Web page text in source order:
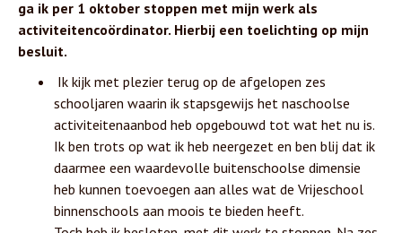
ga ik per 1 oktober stoppen met mijn werk als
activiteitencoördinator. Hierbij een toelichting op mijn
besluit.
Ik kijk met plezier terug op de afgelopen zes
schooljaren waarin ik stapsgewijs het naschoolse
activiteitenaanbod heb opgebouwd tot wat het nu is.
Ik ben trots op wat ik heb neergezet en ben blij dat ik
daarmee een waardevolle buitenschoolse dimensie
heb kunnen toevoegen aan alles wat de Vrijeschool
binnenschools aan moois te bieden heeft.